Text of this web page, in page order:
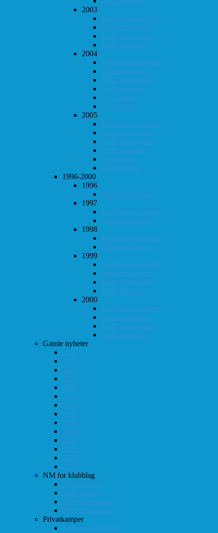
2003
Klubbmesterskapet
Høstturneringen
KM i hurtigsjakk
KM i lynsjakk
2004
Klubbmesterskapet
Høstturneringen
KM i hurtigsjakk
KM i lynsjakk
Vår-konrad
Høst-konrad
2005
Klubbmesterskapet
Høstturneringen
KM i hurtigsjakk
KM i lynsjakk
Vår-konrad
Høst-konrad
1996-2000
1996
Høstturneringen
1997
Klubbmesterskapet
Høstturneringen
1998
Klubbmesterskapet
Høstturneringen
1999
Klubbmesterskapet
Høstturneringen
KM i hurtigsjakk
KM i lynsjakk
2000
Klubbmesterskapet
Høstturneringen
KM i hurtigsjakk
KM i lynsjakk
Gamle nyheter
2012
2013
2014
2015
2016
2017
2018
2019
2020
2021
2022
2023
2024
2025
NM for klubblag
2003 (Asker)
2008 (Oslo)
2010 (Drammen)
2025 (Drammen)
Privatkamper
1998 (Akademisk)